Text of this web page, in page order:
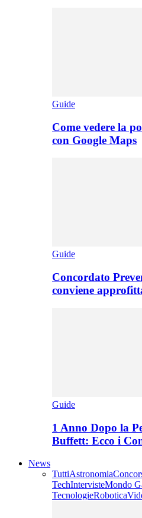
Guide
Come vedere la
con Google Maps
Guide
Concordato
conviene
Guide
1 Anno Dopo la
Buffett: Ecco i
News
TuttiAstronomia
TechIntervisteMondo
TecnologieRobotica